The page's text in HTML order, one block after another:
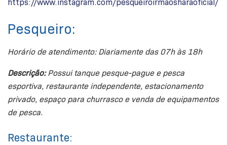
https://www.instagram.com/pesqueiroirmaosharaoficial/
Pesqueiro:
Horário de atendimento: Diariamente das 07h às 18h
Descrição:Possui tanque pesque-pague e pesca
esportiva, restaurante independente, estacionamento
privado, espaço para churrasco e venda de equipamentos
de pesca.
Restaurante: